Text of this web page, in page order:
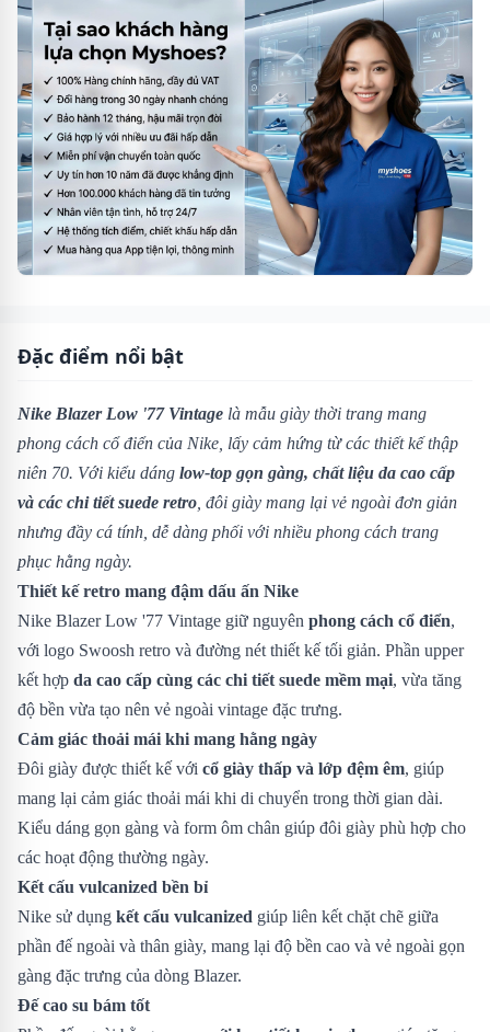
Đặc điểm nổi bật
Nike Blazer Low '77 Vintage là mẫu giày thời trang mang
phong cách cổ điển của Nike, lấy cảm hứng từ các thiết kế thập
niên 70. Với kiểu dáng low-top gọn gàng, chất liệu da cao cấp
và các chi tiết suede retro , đôi giày mang lại vẻ ngoài đơn giản
nhưng đầy cá tính, dễ dàng phối với nhiều phong cách trang
phục hằng ngày.
Thiết kế retro mang đậm dấu ấn Nike
Nike Blazer Low '77 Vintage giữ nguyên phong cách cổ điển,
với logo Swoosh retro và đường nét thiết kế tối giản. Phần upper
kết hợp da cao cấp cùng các chi tiết suede mềm mại, vừa tăng
độ bền vừa tạo nên vẻ ngoài vintage đặc trưng.
Cảm giác thoải mái khi mang hằng ngày
Đôi giày được thiết kế với cổ giày thấp và lớp đệm êm, giúp
mang lại cảm giác thoải mái khi di chuyển trong thời gian dài.
Kiểu dáng gọn gàng và form ôm chân giúp đôi giày phù hợp cho
các hoạt động thường ngày.
Kết cấu vulcanized bền bỉ
Nike sử dụng kết cấu vulcanized giúp liên kết chặt chẽ giữa
phần đế ngoài và thân giày, mang lại độ bền cao và vẻ ngoài gọn
gàng đặc trưng của dòng Blazer.
Đế cao su bám tốt